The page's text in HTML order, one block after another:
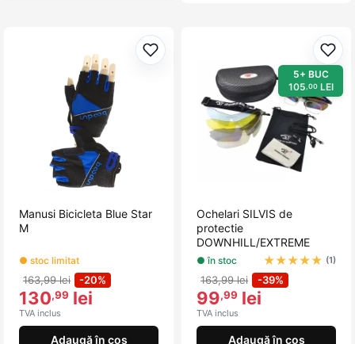
Adaugă la favorite
Manusi Bicicleta Blue Star
M
● stoc limitat
163,99 lei -20%
130,99 lei
TVA inclus
Adaugă în coș
5+ BUC
105 ,00LEI
Ochelari SILVIS de
protectie
DOWNHILL/EXTREME
● în stoc ★★★★★ (1)
163,99 lei -39%
99,99 lei
TVA inclus
Adaugă în coș